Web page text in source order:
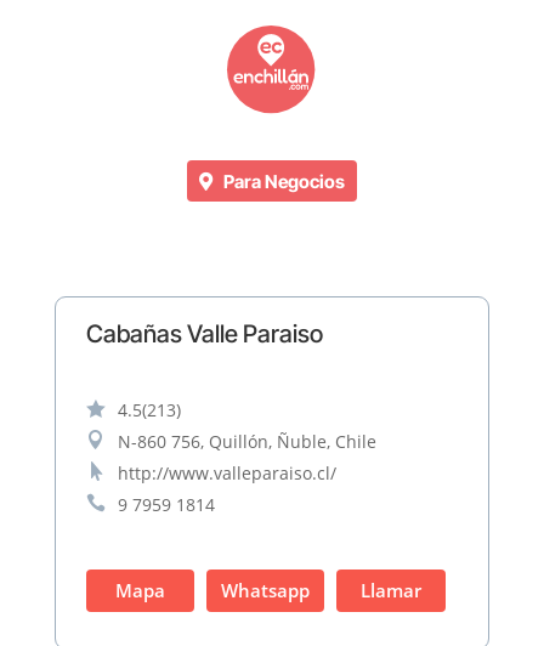
Para Negocios
Cabañas Valle Paraiso
 4.5(213)
 N-860 756, Quillón, Ñuble, Chile
 http://www.valleparaiso.cl/
 9 7959 1814
Mapa Whatsapp Llamar